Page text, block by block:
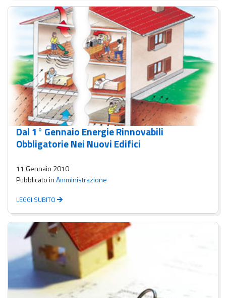
Dal 1° Gennaio Energie Rinnovabili
Obbligatorie Nei Nuovi Edifici
11 Gennaio 2010
Pubblicato inAmministrazione
LEGGI SUBITO